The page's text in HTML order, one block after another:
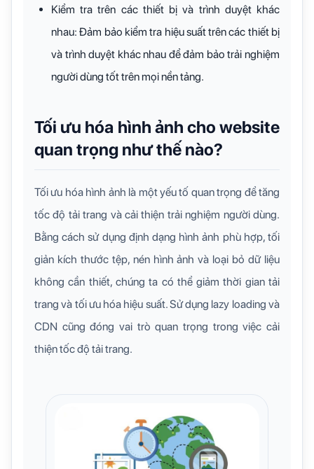
Kiểm tra trên các thiết bị và trình duyệt khác
nhau: Đảm bảo kiểm tra hiệu suất trên các thiết bị
và trình duyệt khác nhau để đảm bảo trải nghiệm
người dùng tốt trên mọi nền tảng.
Tối ưu hóa hình ảnh cho website
quan trọng như thế nào?
Tối ưu hóa hình ảnh là một yếu tố quan trọng để tăng
tốc độ tải trang và cải thiện trải nghiệm người dùng.
Bằng cách sử dụng định dạng hình ảnh phù hợp, tối
giản kích thước tệp, nén hình ảnh và loại bỏ dữ liệu
không cần thiết, chúng ta có thể giảm thời gian tải
trang và tối ưu hóa hiệu suất. Sử dụng lazy loading và
CDN cũng đóng vai trò quan trọng trong việc cải
thiện tốc độ tải trang.